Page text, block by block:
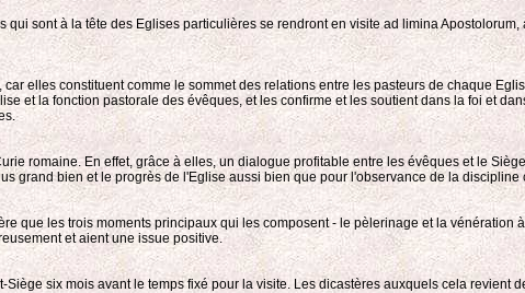
sont à la tête des Eglises particulières se rendront en visite ad limina
elles constituent comme le sommet des relations entre les pasteurs de chaque
et la fonction pastorale des évêques, et les confirme et les soutient dans la foi et
romaine. En effet, grâce à elles, un dialogue profitable entre les évêques et le
grand bien et le progrès de l'Eglise aussi bien que pour l'observance de la discipline
que les trois moments principaux qui les composent - le pèlerinage et la
et aient une issue positive.
six mois avant le temps fixé pour la visite. Les dicastères auxquels cela